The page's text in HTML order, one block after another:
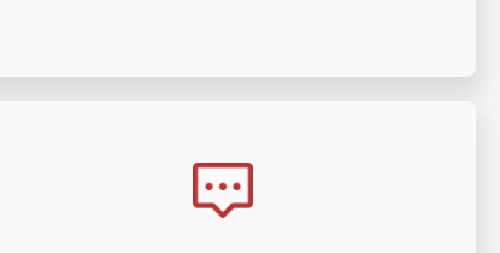
サポートを提供する当社のチームを信頼してく
ださい。